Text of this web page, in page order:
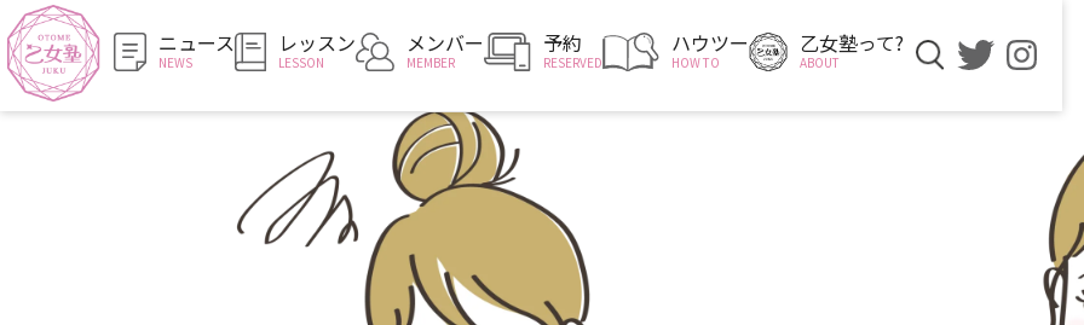
ニュース
NEWS
レッスン
LESSON
メンバー
MEMBER
予約
RESERVED
ハウツー
HOW TO
乙女塾って?
ABOUT